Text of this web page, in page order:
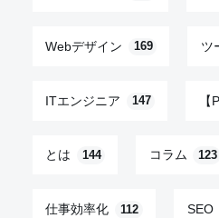
Webデザイン 169 ツ
ITエンジニア 147 【
とは 144 コラム 123
仕事効率化 112 SEO